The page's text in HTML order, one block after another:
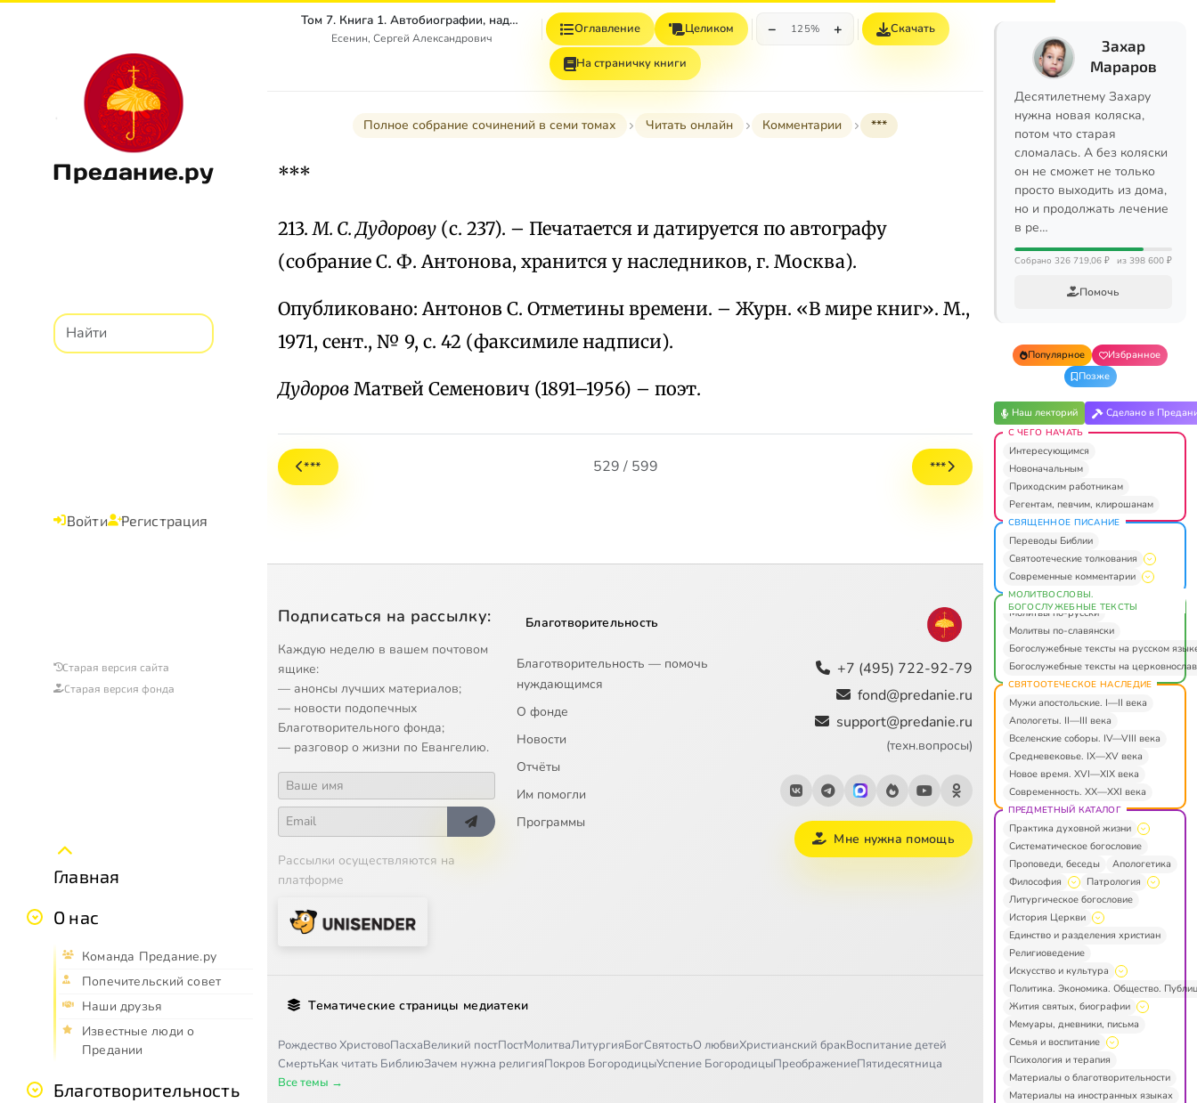
Предание.ру
Войти Регистрация
Старая версия сайта
Старая версия фонда
Главная
О нас
Команда Предание.ру
Попечительский совет
Наши друзья
Известные люди о
Предании
Благотворительность
Том 7. Книга 1. Автобиографии, надписи и др
Есенин, Сергей Александрович
Оглавление Целиком − 125% + Скачать
На страничку книги
Полное собрание сочинений в семи томах Читать онлайн Комментарии ***
***
213. М. С. Дудорову (с. 237). – Печатается и датируется по автографу
(собрание С. Ф. Антонова, хранится у наследников, г. Москва).
Опубликовано: Антонов С. Отметины времени. – Журн. «В мире книг». М.,
1971, сент., № 9, с. 42 (факсимиле надписи).
Дудоров Матвей Семенович (1891–1956) – поэт.
*** 529 / 599 ***
Подписаться на рассылку:
Каждую неделю в вашем почтовом
ящике:
— анонсы лучших материалов;
— новости подопечных
Благотворительного фонда;
— разговор о жизни по Евангелию.
Рассылки осуществляются на
платформе
Благотворительность
Благотворительность — помочь
нуждающимся
О фонде
Новости
Отчёты
Им помогли
Программы
+7 (495) 722-92-79
fond@predanie.ru
support@predanie.ru
(техн.вопросы)
Мне нужна помощь
Тематические страницы медиатеки
Рождество ХристовоПасхаВеликий постПостМолитваЛитургияБогСвятостьО любвиХристианский бракВоспитание детей
СмертьКак читать БиблиюЗачем нужна религияПокров БогородицыУспение БогородицыПреображениеПятидесятница
Все темы →
Захар
Мараров
Десятилетнему Захару
нужна новая коляска,
потом что старая
сломалась. А без коляски
он не сможет не только
просто выходить из дома,
но и продолжать лечение
в ре…
Собрано 326 719,06 ₽ из 398 600 ₽
Помочь
Популярное
Избранное
Позже
Наш лекторий Сделано в
С ЧЕГО НАЧАТЬ
Интересующимся
Новоначальным
Приходским работникам
Регентам, певчим, клирошанам
СВЯЩЕННОЕ ПИСАНИЕ
Переводы Библии
Святоотеческие толкования
Современные комментарии
МОЛИТВОСЛОВЫ.
БОГОСЛУЖЕБНЫЕ ТЕКСТЫ
Молитвы по-русски
Молитвы по-славянски
Богослужебные тексты на русском
Богослужебные тексты на
СВЯТООТЕЧЕСКОЕ НАСЛЕДИЕ
Мужи апостольские. I—II века
Апологеты. II—III века
Вселенские соборы. IV—VIII века
Средневековье. IX—XV века
Новое время. XVI—XIX века
Современность. XX—XXI века
ПРЕДМЕТНЫЙ КАТАЛОГ
Практика духовной жизни
Систематическое богословие
Проповеди, беседы
Апологетика
Философия
Патрология
Литургическое богословие
История Церкви
Единство и разделения христиан
Религиоведение
Искусство и культура
Политика. Экономика. Общество.
Жития святых, биографии
Мемуары, дневники, письма
Семья и воспитание
Психология и терапия
Материалы о благотворительности
Материалы на иностранных языках